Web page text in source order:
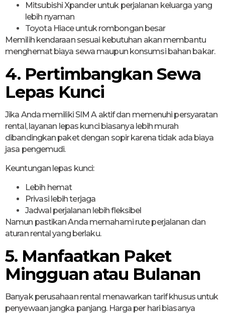
Mitsubishi Xpander untuk perjalanan keluarga yang
lebih nyaman
Toyota Hiace untuk rombongan besar
Memilih kendaraan sesuai kebutuhan akan membantu
menghemat biaya sewa maupun konsumsi bahan bakar.
4. Pertimbangkan Sewa
Lepas Kunci
Jika Anda memiliki SIM A aktif dan memenuhi persyaratan
rental, layanan lepas kunci biasanya lebih murah
dibandingkan paket dengan sopir karena tidak ada biaya
jasa pengemudi.
Keuntungan lepas kunci:
Lebih hemat
Privasi lebih terjaga
Jadwal perjalanan lebih fleksibel
Namun pastikan Anda memahami rute perjalanan dan
aturan rental yang berlaku.
5. Manfaatkan Paket
Mingguan atau Bulanan
Banyak perusahaan rental menawarkan tarif khusus untuk
penyewaan jangka panjang. Harga per hari biasanya